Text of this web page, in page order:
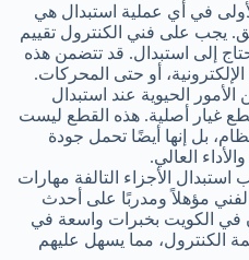
في أي عملية استبدال هي
يجب على فني الكنترول تقييم
إلى استبدال. قد تتضمن هذه
أو حتى المحركات.
الأمور الحيوية عند استبدال
قطع غيار أصلية. هذه القطع ليست
بل إنها أيضًا تحمل جودة
العالي.
استبدال الأجزاء التالفة مهارات
مؤهلاً ومدربًا على أحدث
في الكويت بخبرات واسعة في
الكنترول، مما يسهل عليهم